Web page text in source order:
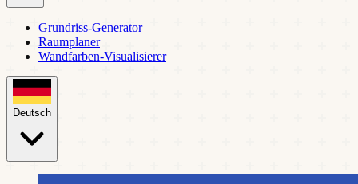
Grundriss-Generator
Raumplaner
Wandfarben-Visualisierer
Deutsch